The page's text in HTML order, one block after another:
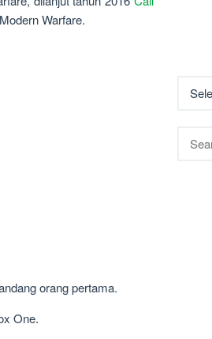
Warfare.
orang pertama.
One.
for: